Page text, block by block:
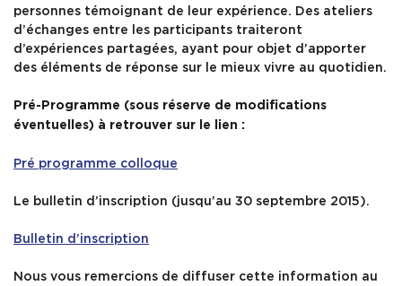
personnes témoignant de leur expérience. Des ateliers
d’échanges entre les participants traiteront
d’expériences partagées, ayant pour objet d’apporter
des éléments de réponse sur le mieux vivre au quotidien.
Pré-Programme (sous réserve de modifications
éventuelles) à retrouver sur le lien :
Pré programme colloque
Le bulletin d’inscription (jusqu’au 30 septembre 2015).
Bulletin d’inscription
Nous vous remercions de diffuser cette information au